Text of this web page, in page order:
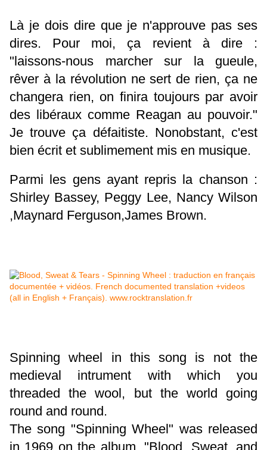
Là je dois dire que je n'approuve pas ses
dires. Pour moi, ça revient à dire :
"laissons-nous marcher sur la gueule,
rêver à la révolution ne sert de rien, ça ne
changera rien, on finira toujours par avoir
des libéraux comme Reagan au pouvoir."
Je trouve ça défaitiste. Nonobstant, c'est
bien écrit et sublimement mis en musique.
Parmi les gens ayant repris la chanson :
Shirley Bassey, Peggy Lee, Nancy Wilson
,Maynard Ferguson,James Brown.
Spinning wheel in this song is not the
medieval intrument with which you
threaded the wool, but the world going
round and round.
The song "Spinning Wheel" was released
in 1969 on the album, "Blood, Sweat, and